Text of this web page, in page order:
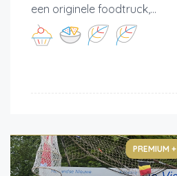
een originele foodtruck,...
PREMIUM +